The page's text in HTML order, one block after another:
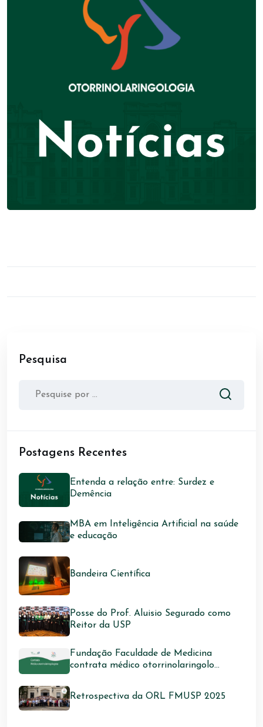
Pesquisa
Postagens Recentes
Entenda a relação entre: Surdez e
Demência
MBA em Inteligência Artificial na saúde
e educação
Bandeira Científica
Posse do Prof. Aluisio Segurado como
Reitor da USP
Fundação Faculdade de Medicina
contrata médico otorrinolaringolo...
Retrospectiva da ORL FMUSP 2025